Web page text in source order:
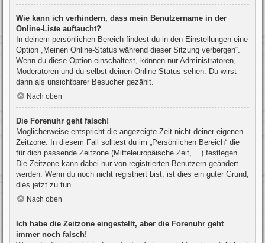
Wie kann ich verhindern, dass mein Benutzername in der
Online-Liste auftaucht?
In deinem persönlichen Bereich findest du in den Einstellungen eine
Option „Meinen Online-Status während dieser Sitzung verbergen“.
Wenn du diese Option einschaltest, können nur Administratoren,
Moderatoren und du selbst deinen Online-Status sehen. Du wirst
dann als unsichtbarer Besucher gezählt.
Nach oben
Die Forenuhr geht falsch!
Möglicherweise entspricht die angezeigte Zeit nicht deiner eigenen
Zeitzone. In diesem Fall solltest du im „Persönlichen Bereich“ die
für dich passende Zeitzone (Mitteleuropäische Zeit, ...) festlegen.
Die Zeitzone kann dabei nur von registrierten Benutzern geändert
werden. Wenn du noch nicht registriert bist, ist dies ein guter Grund,
dies jetzt zu tun.
Nach oben
Ich habe die Zeitzone eingestellt, aber die Forenuhr geht
immer noch falsch!